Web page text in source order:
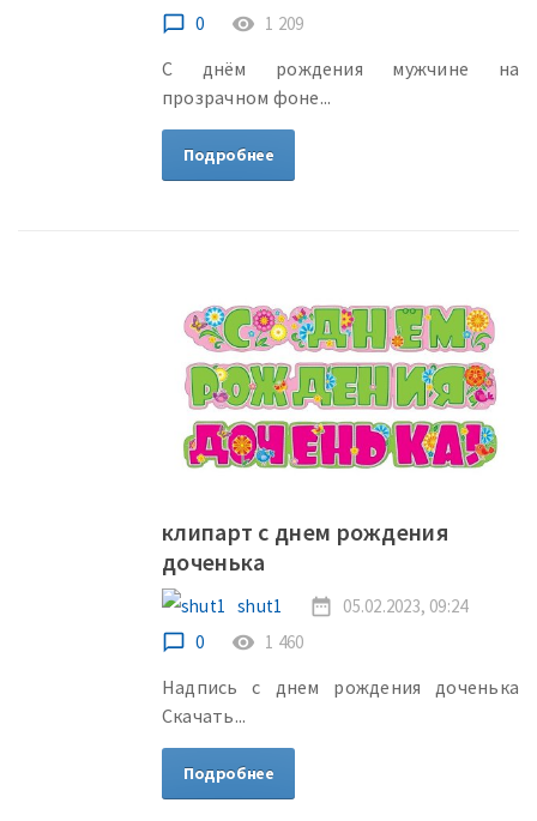
chat_bubble_outline 0 remove_red_eye 1 209
С днём рождения мужчине на
прозрачном фоне...
Подробнее
клипарт с днем рождения
доченька
shut1 date_range 05.02.2023, 09:24
chat_bubble_outline 0 remove_red_eye 1 460
Надпись с днем рождения доченька
Скачать...
Подробнее